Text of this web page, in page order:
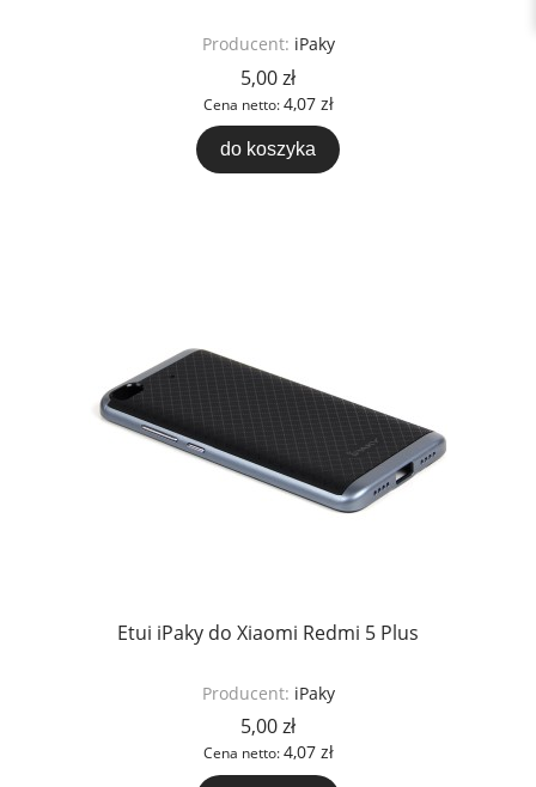
Producent: iPaky
5,00 zł
Cena netto:4,07 zł
do koszyka
Etui iPaky do Xiaomi Redmi 5 Plus
Producent: iPaky
5,00 zł
Cena netto:4,07 zł